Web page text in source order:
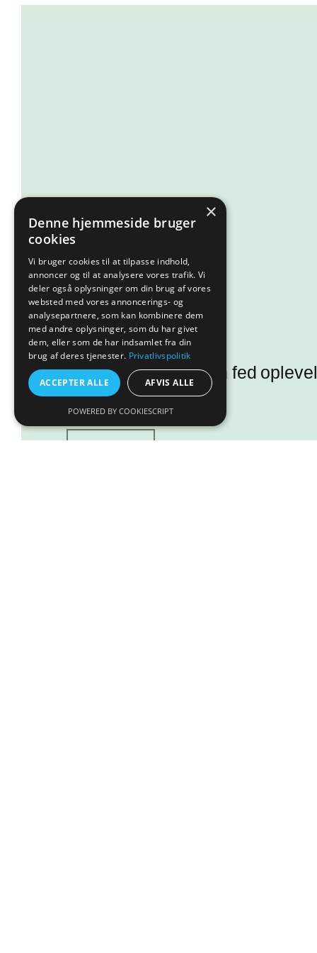
Kunne I tænke jer en fed
Så se med her!
×
Denne hjemmeside bruger
cookies
Vi bruger cookies til at tilpasse indhold,
annoncer og til at analysere vores trafik. Vi
deler også oplysninger om din brug af vores
websted med vores annoncerings- og
analysepartnere, som kan kombinere dem
med andre oplysninger, som du har givet
dem, eller som de har indsamlet fra din
brug af deres tjenester. Privatlivspolitik
ACCEPTER ALLE AFVIS ALLE
POWERED BY COOKIESCRIPT